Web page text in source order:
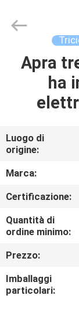
CASA
PRODOTTI
CIRCA
NOI
GIRO
DELLA
FABBRICA
DI
Motorcycle
Reserved.Apra
ha
Luogo di
origine:
Marca:
Certificazione:
Quantità di
ordine minimo:
Prezzo:
Imballaggi
particolari: